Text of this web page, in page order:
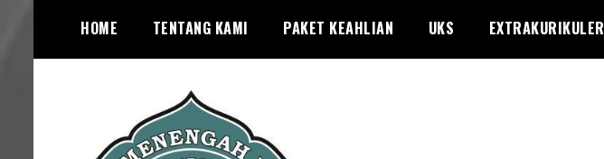
content
HOME TENTANG KAMI PAKET KEAHLIAN UKS EXTRAKURIKULER